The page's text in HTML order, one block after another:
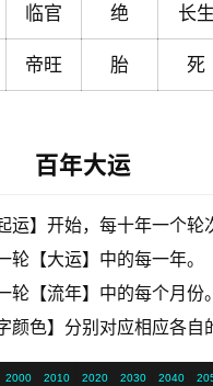
临官 绝 长生
帝旺 胎 死
百年大运
运】开始，每十年一个轮
轮【大运】中的每一年。
轮【流年】中的每个月份。
颜色】分别对应相应各自
2000 2010 2020 2030 2040